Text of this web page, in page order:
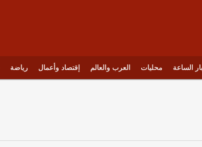
الساعة محليات العرب والعالم إقتصاد وأعمال رياضة